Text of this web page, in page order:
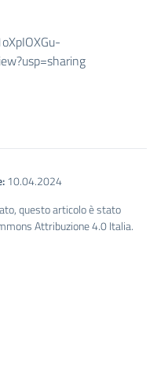
10.04.2024
questo articolo è stato
Attribuzione 4.0 Italia.